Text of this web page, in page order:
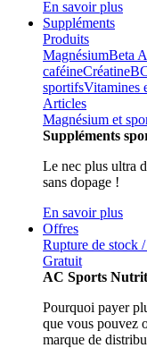
En savoir plus
Suppléments
Produits
MagnésiumBeta
caféineCréatine
sportifsVitamines
Articles
Magnésium et
Suppléments
Le nec plus ultra
sans dopage !
En savoir plus
Offres
Rupture de stock
Gratuit
AC Sports
Pourquoi payer
que vous pouvez
marque de